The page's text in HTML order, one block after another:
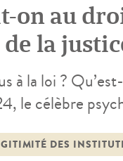
on au
la
à la loi ?
le célèbre
criminelle de
DES